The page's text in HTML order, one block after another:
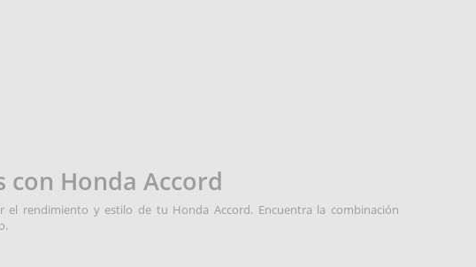
Honda Accord
el rendimiento y estilo de tu Honda Accord. Encuentra la combinación